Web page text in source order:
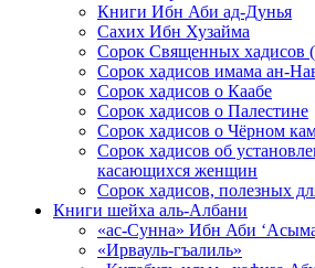
Книги Ибн Аби ад-Дунья
Сахих Ибн Хузайма
Сорок Священных хадисов
Сорок хадисов имама ан-
Сорок хадисов о Каабе
Сорок хадисов о Палестине
Сорок хадисов о Чёрном
Сорок хадисов об
касающихся женщин
Сорок хадисов, полезных
Книги шейха аль-Албани
«ас-Сунна» Ибн Аби
«Ирвауль-гъалиль»